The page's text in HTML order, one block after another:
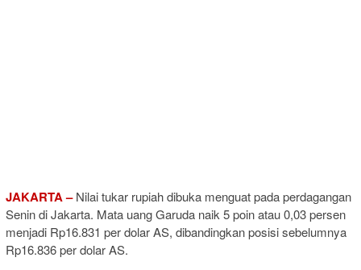
JAKARTA –Nilai tukar rupiah dibuka menguat pada perdagangan
Senin di Jakarta. Mata uang Garuda naik 5 poin atau 0,03 persen
menjadi Rp16.831 per dolar AS, dibandingkan posisi sebelumnya
Rp16.836 per dolar AS.